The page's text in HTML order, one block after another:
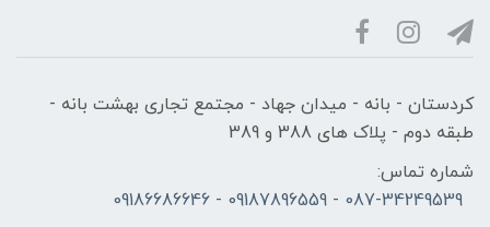
کردستان - بانه - میدان جهاد - مجتمع تجاری بهشت بانه -
طبقه دوم - پلاک های 388 و 389
شماره تماس:
087-34249539 - 09187896559 - 09186686646